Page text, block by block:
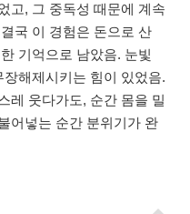
고, 그 중독성 때문에 계속
국 이 경험은 돈으로 산
기억으로 남았음. 눈빛
해제시키는 힘이 있었음.
레 웃다가도, 순간 몸을 밀
어넣는 순간 분위기가 완